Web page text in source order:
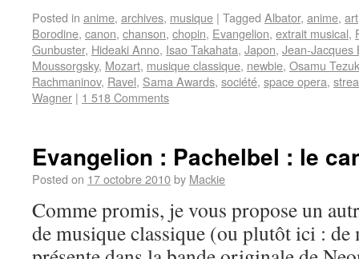
Posted in anime, archives, musique | Tagged Albator, anime, art
Borodine, canon, chanson, chopin, Evangelion, extrait musical,
Gunbuster, Hideaki Anno, Isao Takahata, Japon, Jean-Jacques
Moussorgsky, Mozart, musique classique, newbie, Osamu
Rachmaninov, Ravel, Sama Awards, société, space opera,
Wagner | 1 518 Comments
Evangelion : Pachelbel : le
Posted on 17 octobre 2010by Mackie
Comme promis, je vous propose un
de musique classique (ou plutôt ici : de